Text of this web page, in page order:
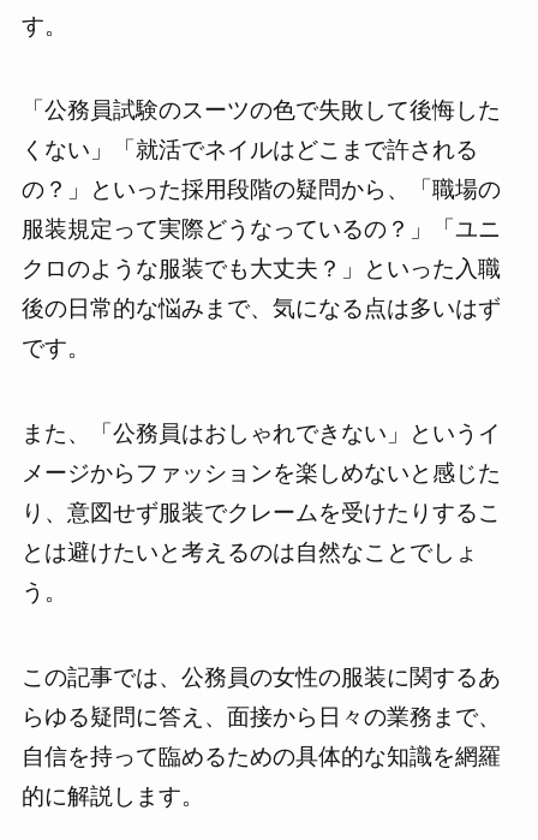
す。
「公務員試験のスーツの色で失敗して後悔した
くない」「就活でネイルはどこまで許される
の？」といった採用段階の疑問から、「職場の
服装規定って実際どうなっているの？」「ユニ
クロのような服装でも大丈夫？」といった入職
後の日常的な悩みまで、気になる点は多いはず
です。
また、「公務員はおしゃれできない」というイ
メージからファッションを楽しめないと感じた
り、意図せず服装でクレームを受けたりするこ
とは避けたいと考えるのは自然なことでしょ
う。
この記事では、公務員の女性の服装に関するあ
らゆる疑問に答え、面接から日々の業務まで、
自信を持って臨めるための具体的な知識を網羅
的に解説します。